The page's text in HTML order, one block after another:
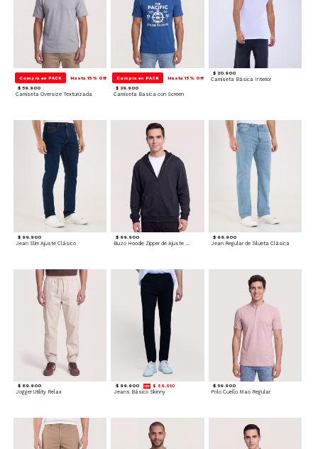
Compra en PACK Hasta 15% Off
$ 59.900
Camiseta Oversize Texturizada
Compra en PACK Hasta 15% Off
$ 39.900
Camiseta Basica con Screen
$ 20.900
Camiseta Básica Interior
$ 99.900
Jean Slim Ajuste Clásico
$ 99.900 $ 99.900
Jean Regular de Silueta Clásica
$ 89.900
Jogger Utility Relax
$ 99.900 $ 89.910
Jeans Básico Skinny
$ 59.900
Polo Cuello Mao Regular